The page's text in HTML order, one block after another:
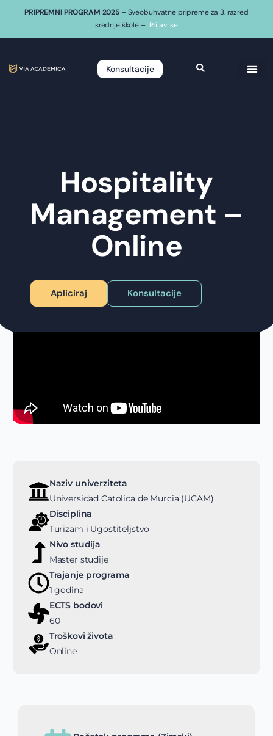
PRIPREMNI PROGRAM 2025 – Sveobuhvatne pripreme za 3. razred
srednje škole – Prijavi se
Konsultacije
Hospitality
Management –
Online
Apliciraj Konsultacije
Naziv univerziteta
Universidad Catolica de Murcia (UCAM)
Disciplina
Turizam i Ugostiteljstvo
Nivo studija
Master studije
Trajanje programa
1 godina
ECTS bodovi
60
Troškovi života
Online